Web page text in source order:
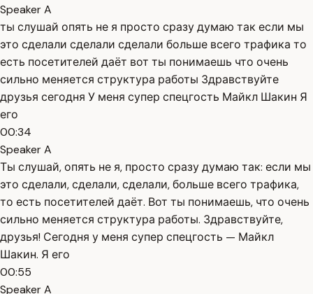
Speaker A
ты слушай опять не я просто сразу думаю так если мы
это сделали сделали сделали больше всего трафика то
есть посетителей даёт вот ты понимаешь что очень
сильно меняется структура работы Здравствуйте
друзья сегодня У меня супер спецгость Майкл Шакин Я
его
00:34
Speaker A
Ты слушай, опять не я, просто сразу думаю так: если мы
это сделали, сделали, сделали, больше всего трафика,
то есть посетителей даёт. Вот ты понимаешь, что очень
сильно меняется структура работы. Здравствуйте,
друзья! Сегодня у меня супер спецгость — Майкл
Шакин. Я его
00:55
Speaker A